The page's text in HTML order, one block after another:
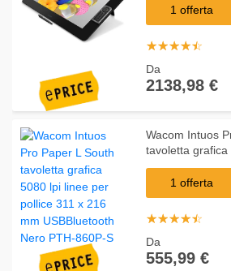
1 offerta
☆☆☆☆☆
★★★★★
Da
2138,98 €
Wacom Intuos Pro Paper L South
tavoletta
pollice 311 x
Nero PTH-860P-
1 offerta
☆☆☆☆☆
★★★★★
Da
555,99 €